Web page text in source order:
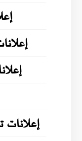
إعلانات